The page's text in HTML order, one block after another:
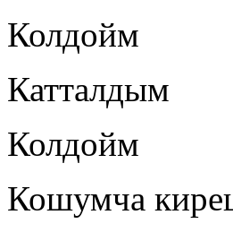
Колдойм
Катталдым
Колдойм
Кошумча